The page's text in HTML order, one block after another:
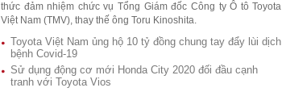
thức đảm nhiệm chức vụ Tổng Giám đốc Công ty Ô tô Toyota
Việt Nam (TMV), thay thế ông Toru Kinoshita.
Toyota Việt Nam ủng hộ 10 tỷ đồng chung tay đẩy lùi dịch
bệnh Covid-19
Sử dụng động cơ mới Honda City 2020 đối đầu cạnh
tranh với Toyota Vios